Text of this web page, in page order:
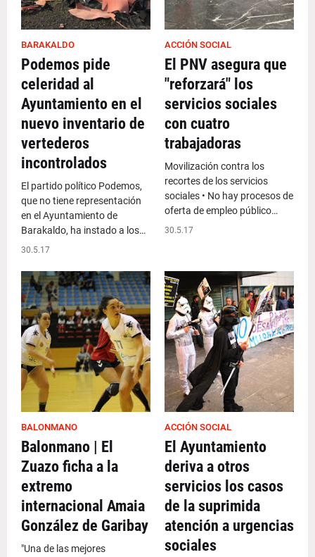
BARAKALDO
Podemos pide
celeridad al
Ayuntamiento en el
nuevo inventario de
vertederos
incontrolados
El partido político Podemos,
que no tiene representación
en el Ayuntamiento de
Barakaldo, ha instado a los…
30.5.17
ACCIÓN SOCIAL
El PNV asegura que
"reforzará" los
servicios sociales
con cuatro
trabajadoras
Movilización contra los
recortes de los servicios
sociales • No hay procesos de
oferta de empleo público…
30.5.17
BALONMANO
Balonmano | El
Zuazo ficha a la
extremo
internacional Amaia
González de Garibay
"Una de las mejores
ACCIÓN SOCIAL
El Ayuntamiento
deriva a otros
servicios los casos
de la suprimida
atención a urgencias
sociales